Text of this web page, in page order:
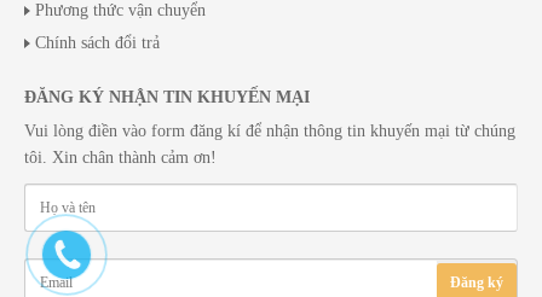
Phương thức vận chuyển
Chính sách đổi trả
ĐĂNG KÝ NHẬN TIN KHUYẾN MẠI
Vui lòng điền vào form đăng kí để nhận thông tin khuyến mại từ chúng
tôi. Xin chân thành cảm ơn!